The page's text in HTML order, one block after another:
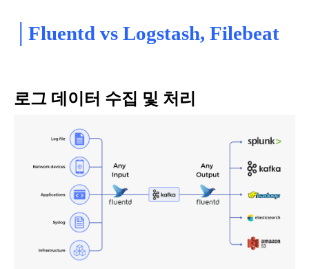
│Fluentd vs Logstash, Filebeat
로그 데이터 수집 및 처리